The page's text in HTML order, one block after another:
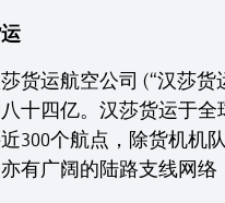
货运航空公司 (“汉莎
十四亿。汉莎货运于全
300个航点，除货机机
有广阔的陆路支线网络